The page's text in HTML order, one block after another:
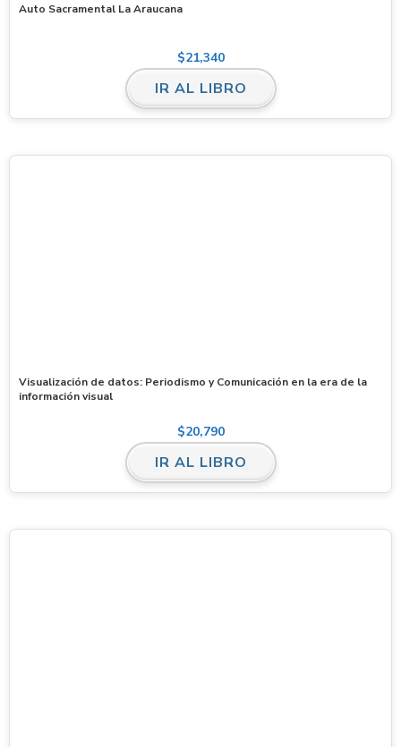
Auto Sacramental La Araucana
$21,340
IR AL LIBRO
Visualización de datos: Periodismo y Comunicación en la era de la
información visual
$20,790
IR AL LIBRO